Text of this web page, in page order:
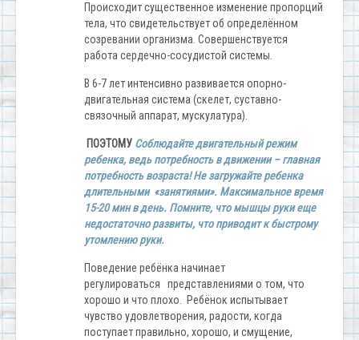
Происходит существенное изменение пропорций
тела, что свидетельствует об определённом
созревании организма. Совершенствуется
работа сердечно-сосудистой системы.
В 6-7 лет интенсивно развивается опорно-
двигательная система (скелет, суставно-
связочный аппарат, мускулатура).
ПОЭТОМУ Соблюдайте двигательный режим
ребенка, ведь потребность в движении – главная
потребность возраста! Не загружайте ребенка
длительными «занятиями». Максимальное время
15-20 мин в день. Помните, что мышцы руки еще
недостаточно развиты, что приводит к быстрому
утомлению руки.
Поведение ребёнка начинает
регулироваться представлениями о том, что
хорошо и что плохо. Ребёнок испытывает
чувство удовлетворения, радости, когда
поступает правильно, хорошо, и смущение,